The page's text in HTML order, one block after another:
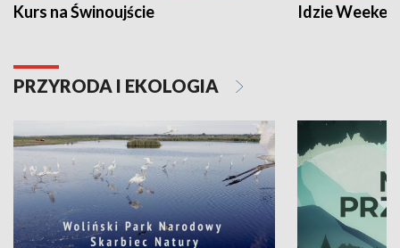
Kurs na Świnoujście Idzie
PRZYRODA I EKOLOGIA